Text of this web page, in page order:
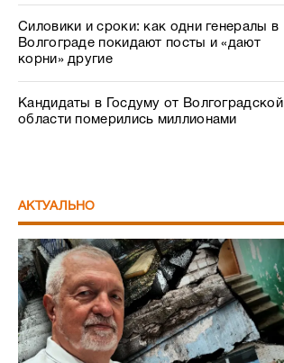
Силовики и сроки: как одни генералы в
Волгограде покидают посты и «дают
корни» другие
Кандидаты в Госдуму от Волгоградской
области померились миллионами
АКТУАЛЬНО